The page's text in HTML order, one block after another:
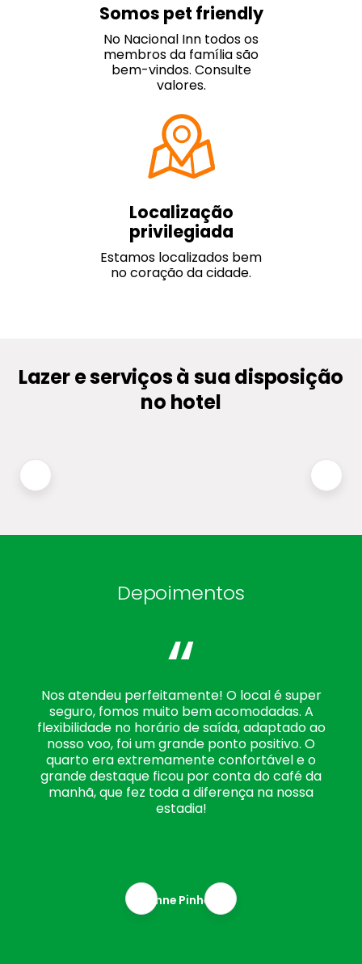
Somos pet friendly
No Nacional Inn todos os
membros da família são
bem-vindos. Consulte
valores.
Localização
privilegiada
Estamos localizados bem
no coração da cidade.
Lazer e serviços à sua disposição
no hotel
Depoimentos
“
Nos atendeu perfeitamente! O local é super
seguro, fomos muito bem acomodadas. A
flexibilidade no horário de saída, adaptado ao
nosso voo, foi um grande ponto positivo. O
quarto era extremamente confortável e o
grande destaque ficou por conta do café da
manhã, que fez toda a diferença na nossa
estadia!
Alynne Pinheiro